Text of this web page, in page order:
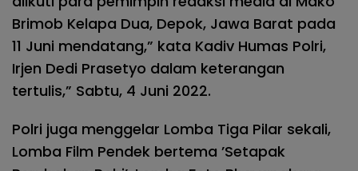
Brimob Kelapa Dua, Depok, Jawa Barat pada
11 Juni mendatang,” kata Kadiv Humas Polri,
Irjen Dedi Prasetyo dalam keterangan
tertulis,” Sabtu, 4 Juni 2022.
Polri juga menggelar Lomba Tiga Pilar sekali,
Lomba Film Pendek bertema ’Setapak